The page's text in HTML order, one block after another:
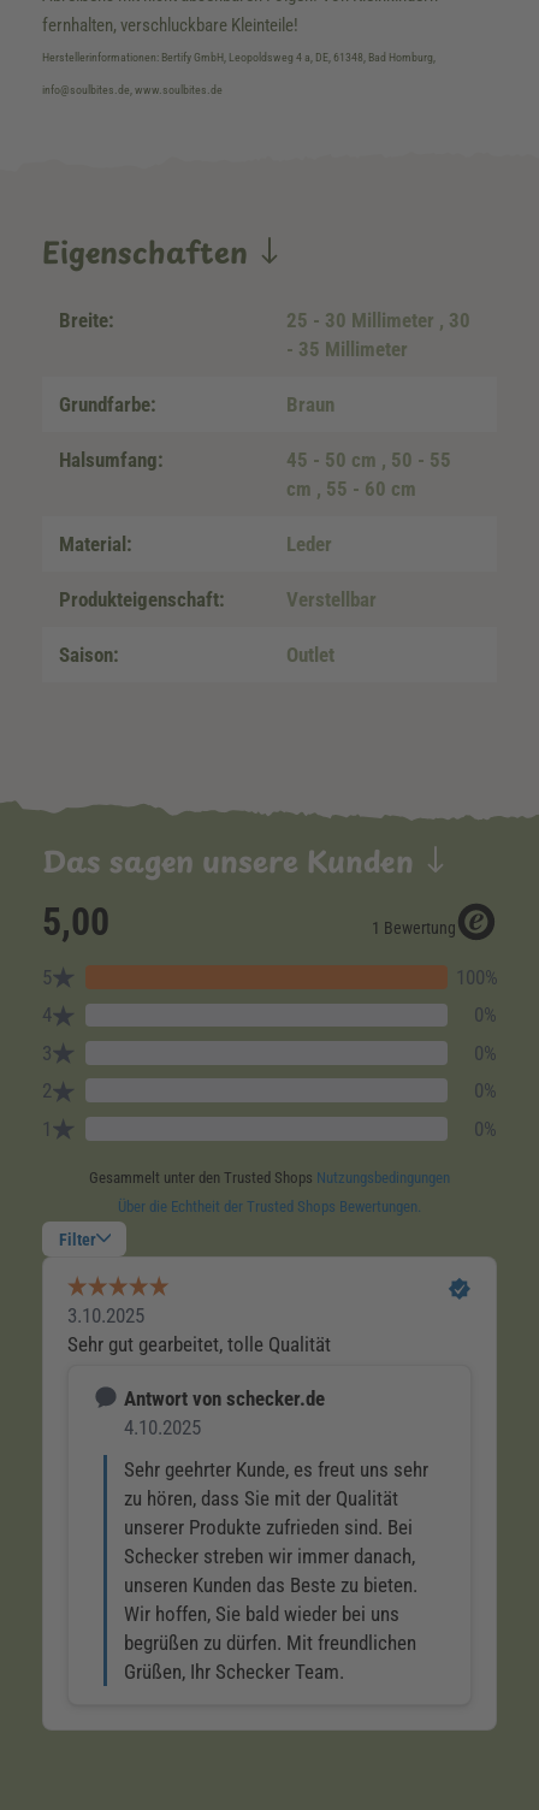
fernhalten, verschluckbare Kleinteile!
Herstellerinformationen: Bertify GmbH, Leopoldsweg 4 a, DE, 61348, Bad Homburg,
info@soulbites.de, www.soulbites.de
Eigenschaften
Breite: 25 - 30 Millimeter , 30
- 35 Millimeter
Grundfarbe: Braun
Halsumfang: 45 - 50 cm , 50 - 55
cm , 55 - 60 cm
Material: Leder
Produkteigenschaft: Verstellbar
Saison: Outlet
Das sagen unsere Kunden